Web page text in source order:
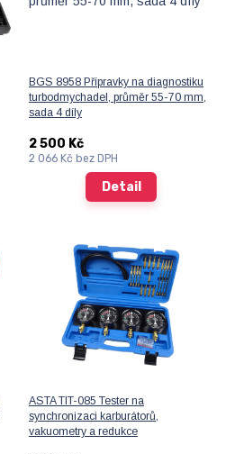
BGS 8958 Přípravky na diagnostiku
turbodmychadel, průměr 55-70 mm,
sada 4 díly
2 500 Kč
2 066 Kč bez DPH
Detail
ASTA TIT-085 Tester na
synchronizaci karburátorů,
vakuometry a redukce